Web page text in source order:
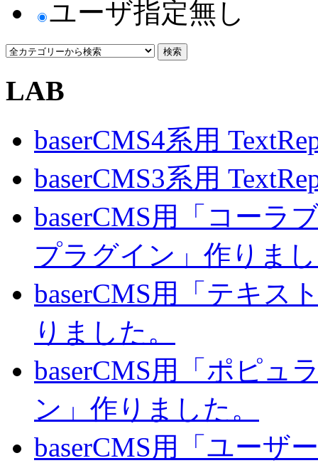
ユーザ指定無し
LAB
baserCMS4系用
baserCMS3系用
baserCMS用「コーラ
プラグイン」作りま
baserCMS用「テキス
りました。
baserCMS用「ポピュ
ン」作りました。
baserCMS用「ユーザ